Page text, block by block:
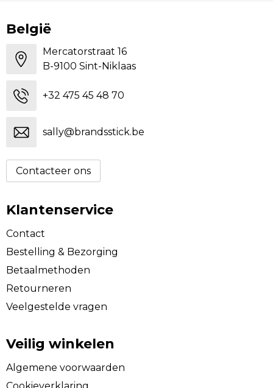
België
Mercatorstraat 16
B-9100 Sint-Niklaas
+32 475 45 48 70
sally@brandsstick.be
Contacteer ons
Klantenservice
Contact
Bestelling & Bezorging
Betaalmethoden
Retourneren
Veelgestelde vragen
Veilig winkelen
Algemene voorwaarden